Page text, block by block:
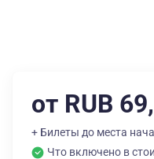
от RUB
+ Билеты до места
Что включено в